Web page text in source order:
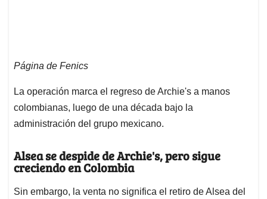
Página de Fenics
La operación marca el regreso de Archie's a manos
colombianas, luego de una década bajo la
administración del grupo mexicano.
Alsea se despide de Archie's, pero sigue
creciendo en Colombia
Sin embargo, la venta no significa el retiro de Alsea del